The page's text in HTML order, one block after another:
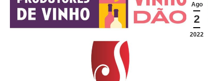
Ago
2
2022